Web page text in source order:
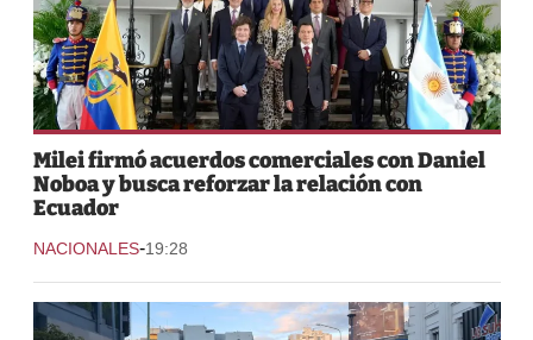
Milei firmó acuerdos comerciales con Daniel
Noboa y busca reforzar la relación con
Ecuador
NACIONALES-19:28